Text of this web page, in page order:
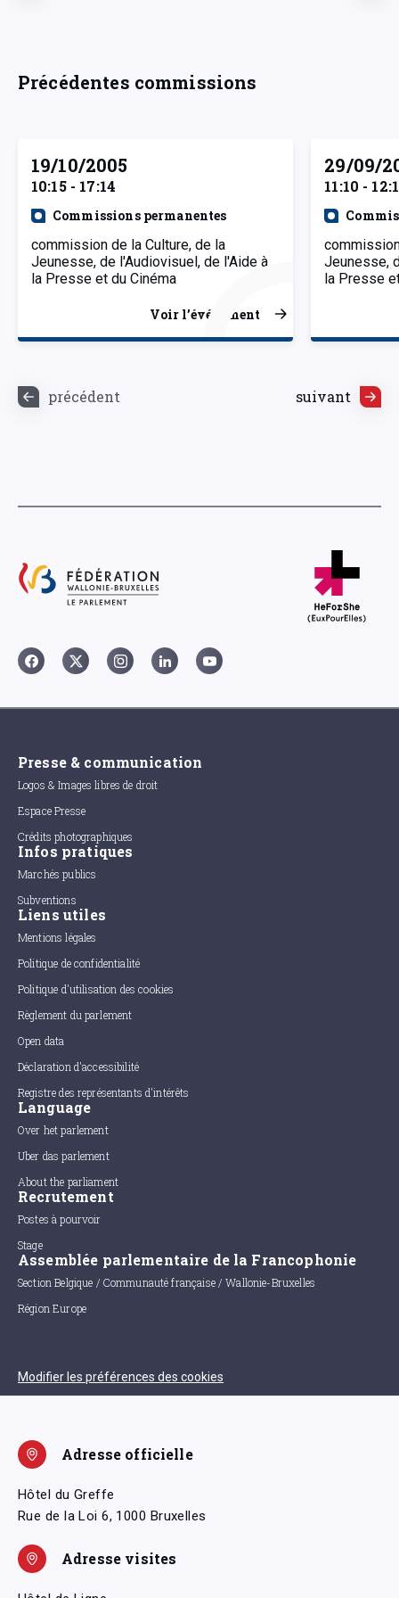
Précédentes commissions
19/10/2005
10:15 - 17:14
Commissions permanentes
commission de la Culture, de la
Jeunesse, de l'Audiovisuel, de l'Aide à
la Presse et du Cinéma
Voir l’événement
29/09/
11:10 -
Jeunesse,
la Presse
précédent suivant
Presse & communication
Logos & Images libres de droit
Espace Presse
Crédits photographiques
Infos pratiques
Marchés publics
Subventions
Liens utiles
Mentions légales
Politique de confidentialité
Politique d'utilisation des cookies
Règlement du parlement
Open data
Déclaration d'accessibilité
Registre des représentants d'intérêts
Language
Over het parlement
Uber das parlement
About the parliament
Recrutement
Postes à pourvoir
Stage
Assemblée parlementaire de la Francophonie
Section Belgique / Communauté française / Wallonie-Bruxelles
Région Europe
Modifier les préférences des cookies
Adresse officielle
Hôtel du Greffe
Rue de la Loi 6, 1000 Bruxelles
Adresse visites